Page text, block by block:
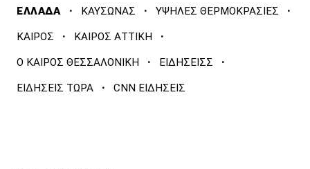
ΕΛΛΑΔΑ · ΚΑΥΣΩΝΑΣ · ΥΨΗΛΕΣ ΘΕΡΜΟΚΡΑΣΙΕΣ ·
ΚΑΙΡΟΣ · ΚΑΙΡΟΣ ΑΤΤΙΚΗ ·
Ο ΚΑΙΡΟΣ ΘΕΣΣΑΛΟΝΙΚΗ · ΕΙΔΗΣΕΙΣΣ ·
ΕΙΔΗΣΕΙΣ ΤΩΡΑ · CNN ΕΙΔΗΣΕΙΣ